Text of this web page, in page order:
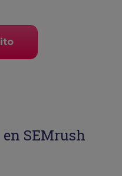
SEMrush